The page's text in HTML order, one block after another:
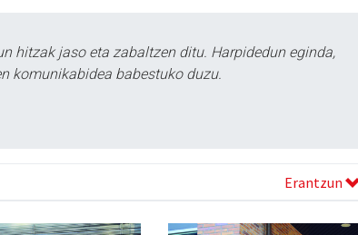
hitzak jaso eta zabaltzen ditu. Harpidedun eginda,
komunikabidea babestuko duzu.
Erantzun